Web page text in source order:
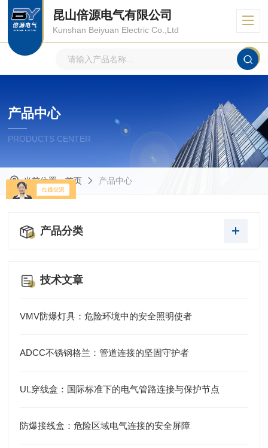
昆山倍源电气有限公司
Kunshan Beiyuan Electric Co.,Ltd
产品中心
PRODUCTS CENTER
当前位置：首页 产品中心
产品分类
技术文章
VMV防爆灯具：危险环境中的安全照明使者
ADCC不锈钢格兰：管道连接的坚固守护者
UL穿线盒：国际标准下的电气管路连接与保护节点
防爆接线盒：危险区域电气连接的安全屏障